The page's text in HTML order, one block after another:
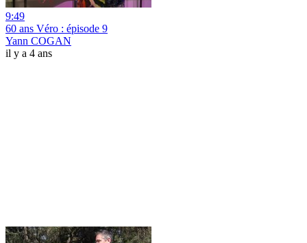
9:49
60 ans Véro : épisode 9
Yann COGAN
il y a 4 ans